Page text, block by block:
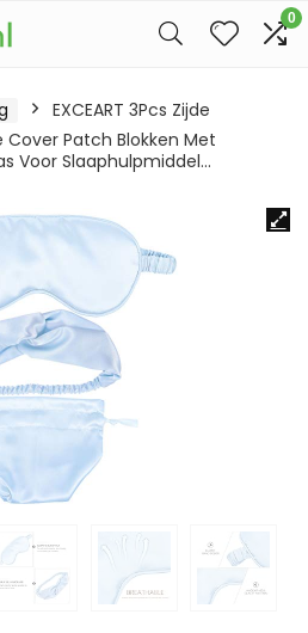
0
EXCEART 3Pcs Zijde
Cover Patch Blokken Met
Voor Slaaphulpmiddel…